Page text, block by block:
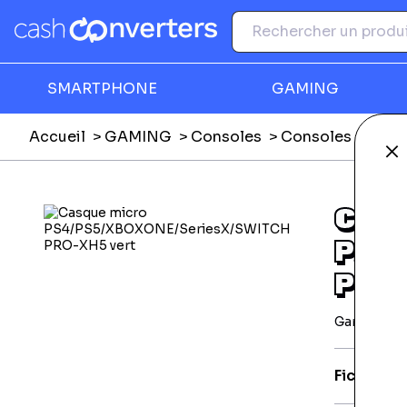
SMARTPHONE GAMING
Accueil GAMING Consoles Consoles
Garantie 24
Fiche